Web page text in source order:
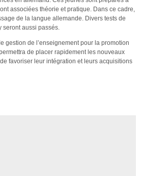
associées théorie et pratique. Dans ce cadre,
de la langue allemande. Divers tests de
seront aussi passés.
gestion de l’enseignement pour la promotion
de placer rapidement les nouveaux
favoriser leur intégration et leurs acquisitions